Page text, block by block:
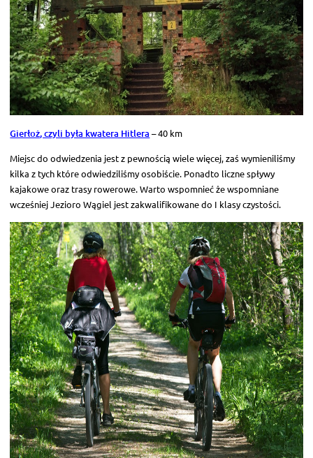
Gierłoż, czyli była kwatera Hitlera – 40 km
Miejsc do odwiedzenia jest z pewnością wiele więcej, zaś wymieniliśmy
kilka z tych które odwiedziliśmy osobiście. Ponadto liczne spływy
kajakowe oraz trasy rowerowe. Warto wspomnieć że wspomniane
wcześniej Jezioro Wągiel jest zakwalifikowane do I klasy czystości.